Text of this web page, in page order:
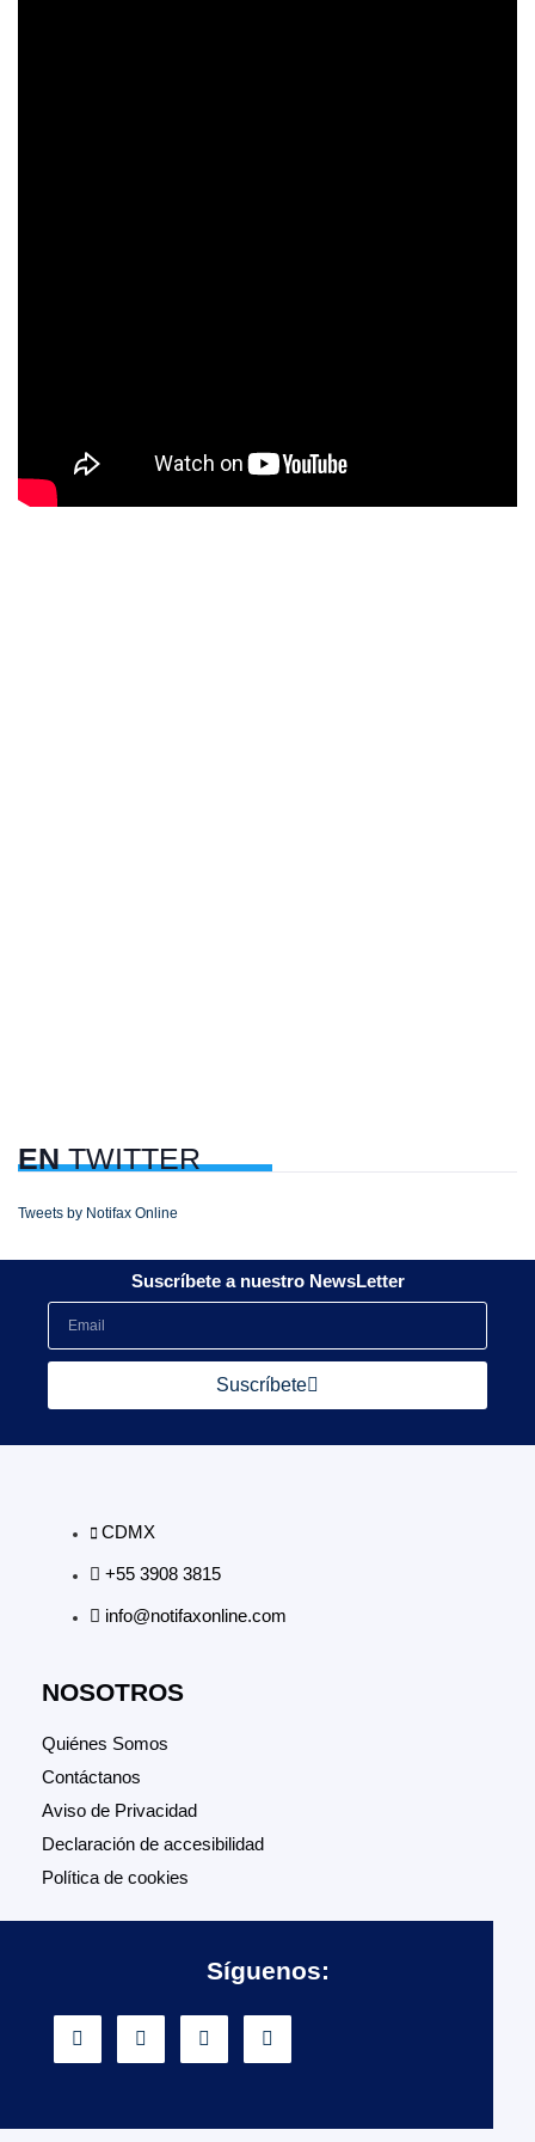
ENTWITTER
Tweets by Notifax Online
Suscríbete a nuestro NewsLetter
Suscríbete
CDMX
+55 3908 3815
info@notifaxonline.com
NOSOTROS
Quiénes Somos
Contáctanos
Aviso de Privacidad
Declaración de accesibilidad
Política de cookies
Síguenos: